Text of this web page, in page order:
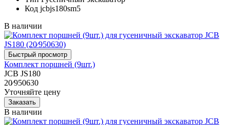
Код jcbjs180sm5
В наличии
Комплект поршней (9шт.)
JCB JS180
20⁄950630
Уточняйте цену
В наличии